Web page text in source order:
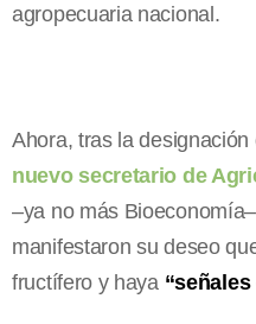
agropecuaria nacional.
Ahora, tras la designación
nuevo secretario de
–ya no más
manifestaron su deseo
fructífero y haya